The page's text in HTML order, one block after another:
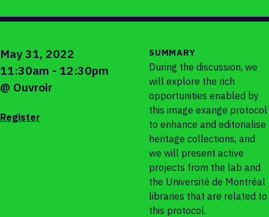
May 31, 2022
11:30am - 12:30pm
@ Ouvroir
Register
SUMMARY
During the discussion, we
will explore the rich
opportunities enabled by
this image exange protocol
to enhance and editorialise
heritage collections, and
we will present active
projects from the lab and
the Université de Montréal
libraries that are related to
this protocol.